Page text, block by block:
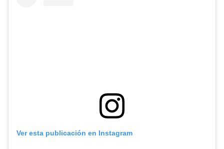
Ver esta publicación en Instagram